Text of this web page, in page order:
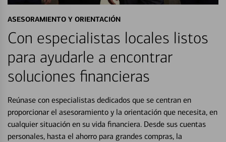
ASESORAMIENTO Y ORIENTACIÓN
Con especialistas locales listos
para ayudarle a encontrar
soluciones financieras
Reúnase con especialistas dedicados que se centran en
proporcionar el asesoramiento y la orientación que necesita, en
cualquier situación en su vida financiera. Desde sus cuentas
personales, hasta el ahorro para grandes compras, la